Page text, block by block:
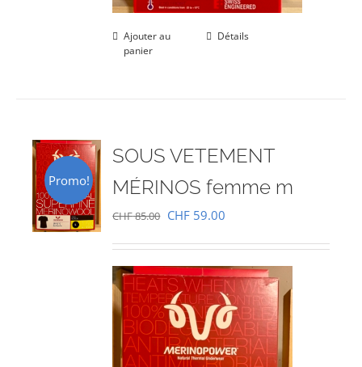
Ajouter au
panier
Détails
Promo!
SOUS VETEMENT
MÉRINOS femme m
CHF85.00 Le
initial
était :
CHF 85.00.
CHF 59.00
actuel
est :
CHF 59.00.